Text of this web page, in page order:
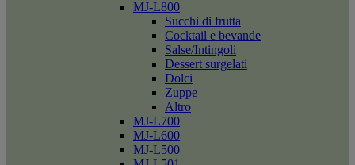
MJ-L800
Succhi di frutta
Cocktail e bevande
Salse/Intingoli
Dessert surgelati
Dolci
Zuppe
Altro
MJ-L700
MJ-L600
MJ-L500